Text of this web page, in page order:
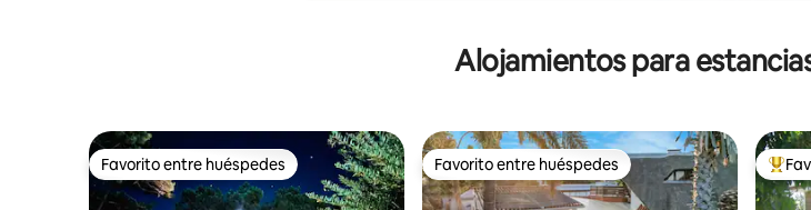
Alojamientos para
Favorito entre huéspedes
Favorito entre huéspedes Favorito entre huéspedes
Favorito entre huéspedes De